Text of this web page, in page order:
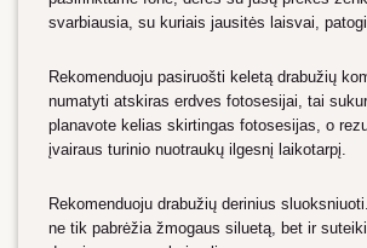
svarbiausia, su kuriais jausitės laisvai,
Rekomenduoju pasiruošti keletą drabužių
numatyti atskiras erdves fotosesijai, tai
planavote kelias skirtingas fotosesijas, o
įvairaus turinio nuotraukų ilgesnį laikotarpį.
Rekomenduoju drabužių derinius
ne tik pabrėžia žmogaus siluetą, bet ir